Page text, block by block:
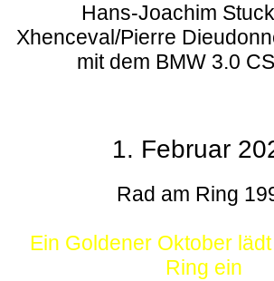
Hans-Joachim
Xhenceval/Pierre
mit dem BMW 3.0
1. Februar
Rad am Ring
Ein Goldener Oktober
Ring ein